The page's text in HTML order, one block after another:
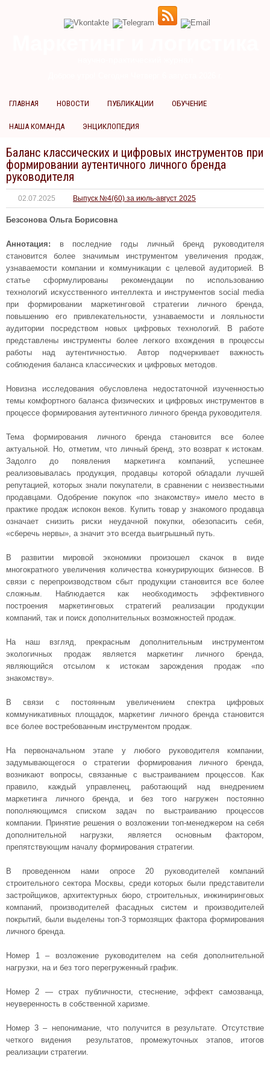
ГЛАВНАЯ НОВОСТИ ПУБЛИКАЦИИ ОБУЧЕНИЕ
НАША КОМАНДА ЭНЦИКЛОПЕДИЯ
Баланс классических и цифровых инструментов при
формировании аутентичного личного бренда
руководителя
02.07.2025 Выпуск №4(60) за июль-август 2025
Безсонова Ольга Борисовна
Аннотация: в последние годы личный бренд руководителя
становится более значимым инструментом увеличения продаж,
узнаваемости компании и коммуникации с целевой аудиторией. В
статье сформулированы рекомендации по использованию
технологий искусственного интеллекта и инструментов social media
при формировании маркетинговой стратегии личного бренда,
повышению его привлекательности, узнаваемости и лояльности
аудитории посредством новых цифровых технологий. В работе
представлены инструменты более легкого вхождения в процессы
работы над аутентичностью. Автор подчеркивает важность
соблюдения баланса классических и цифровых методов.
Новизна исследования обусловлена недостаточной изученностью
темы комфортного баланса физических и цифровых инструментов в
процессе формирования аутентичного личного бренда руководителя.
Тема формирования личного бренда становится все более
актуальной. Но, отметим, что личный бренд, это возврат к истокам.
Задолго до появления маркетинга компаний, успешнее
реализовывалась продукция, продавцы которой обладали лучшей
репутацией, которых знали покупатели, в сравнении с неизвестными
продавцами. Одобрение покупок «по знакомству» имело место в
практике продаж испокон веков. Купить товар у знакомого продавца
означает снизить риски неудачной покупки, обезопасить себя,
«сберечь нервы», а значит это всегда выигрышный путь.
В развитии мировой экономики произошел скачок в виде
многократного увеличения количества конкурирующих бизнесов. В
связи с перепроизводством сбыт продукции становится все более
сложным. Наблюдается как необходимость эффективного
построения маркетинговых стратегий реализации продукции
компаний, так и поиск дополнительных возможностей продаж.
На наш взгляд, прекрасным дополнительным инструментом
экологичных продаж является маркетинг личного бренда,
являющийся отсылом к истокам зарождения продаж «по
знакомству».
В связи с постоянным увеличением спектра цифровых
коммуникативных площадок, маркетинг личного бренда становится
все более востребованным инструментом продаж.
На первоначальном этапе у любого руководителя компании,
задумывающегося о стратегии формирования личного бренда,
возникают вопросы, связанные с выстраиванием процессов. Как
правило, каждый управленец, работающий над внедрением
маркетинга личного бренда, и без того нагружен постоянно
пополняющимся списком задач по выстраиванию процессов
компании. Принятие решения о возложении топ-менеджером на себя
дополнительной нагрузки, является основным фактором,
препятствующим началу формирования стратегии.
В проведенном нами опросе 20 руководителей компаний
строительного сектора Москвы, среди которых были представители
застройщиков, архитектурных бюро, строительных, инжиниринговых
компаний, производителей фасадных систем и производителей
покрытий, были выделены топ-3 тормозящих фактора формирования
личного бренда.
Номер 1 – возложение руководителем на себя дополнительной
нагрузки, на и без того перегруженный график.
Номер 2 — страх публичности, стеснение, эффект самозванца,
неуверенность в собственной харизме.
Номер 3 – непонимание, что получится в результате. Отсутствие
четкого видения результатов, промежуточных этапов, итогов
реализации стратегии.